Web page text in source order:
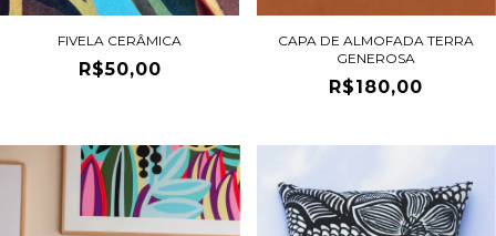
FIVELA CERÂMICA
R$50,00
CAPA DE ALMOFADA TERRA
GENEROSA
R$180,00